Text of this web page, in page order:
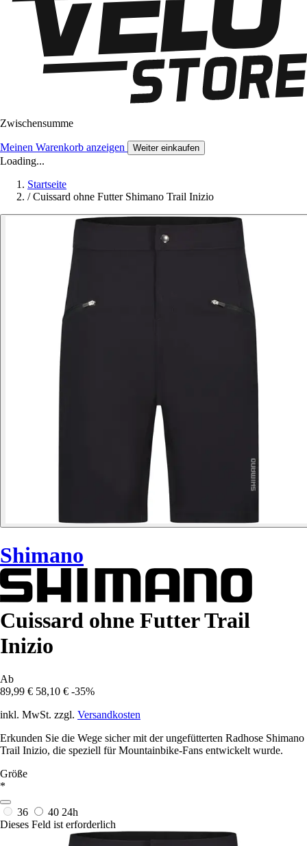
Zwischensumme
Meinen Warenkorb anzeigen Weiter einkaufen
Loading...
Startseite
/ Cuissard ohne Futter Shimano Trail Inizio
Shimano
Cuissard ohne Futter Trail
Inizio
Ab
89,99 € 58,10 € -35%
inkl. MwSt. zzgl. Versandkosten
Erkunden Sie die Wege sicher mit der ungefütterten Radhose Shimano
Trail Inizio, die speziell für Mountainbike-Fans entwickelt wurde.
Größe
*
36 40 24h
Dieses Feld ist erforderlich